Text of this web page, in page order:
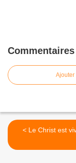
Commentaires
Ajouter
< Le Christ est